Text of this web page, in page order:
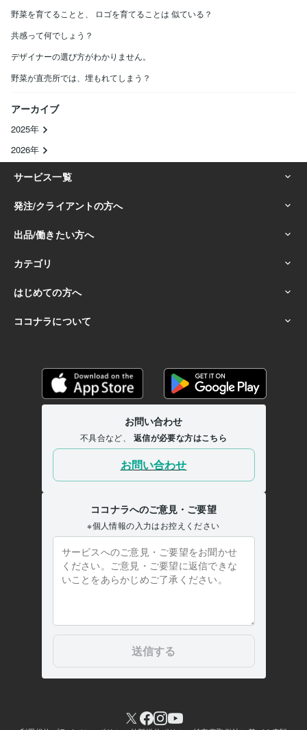
野菜を育てることと、 ロゴを育てることは 似ている？
共感って何でしょう？
デザイナーの選び方がわかりません。
野菜が直売所では、埋もれてしまう？
アーカイブ
2025年
2026年